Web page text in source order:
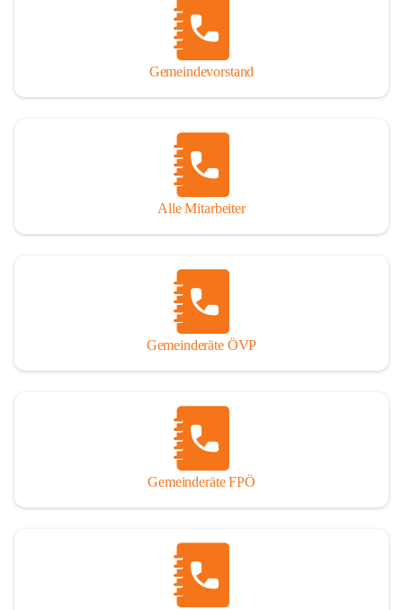
Sprechstunden, Montag von 16.00 bis 18.00 Uhr und
Donnerstag von 10.00 - 12.00 Uhr sowie nach telefonischer
Terminvereinbarung, jederzeit für persönliche Anfragen zur
Gemeindevorstand
Alle Mitarbeiter
Gemeinderäte ÖVP
Gemeinderäte FPÖ